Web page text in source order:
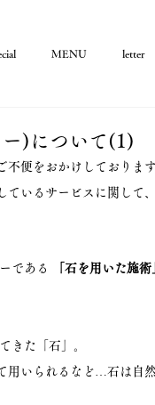
MENU letter
)について(1)
不便をおかけしておりま
いるサービスに関して
である 「石を用いた施術
きた「石」。
用いられるなど…石は自